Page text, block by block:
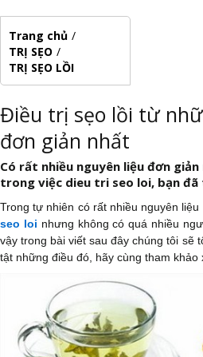
Trang chủ /
TRỊ SẸO /
TRỊ SẸO LỒI
Điều trị sẹo lồi từ
đơn giản nhất
Có rất nhiều nguyên liệu đơn
trong việc dieu tri seo loi, bạn đã
Trong tự nhiên có rất nhiều nguyên
seo loi nhưng không có quá nhiều
vậy trong bài viết sau đây chúng tôi sẽ
tật những điều đó, hãy cùng tham khảo